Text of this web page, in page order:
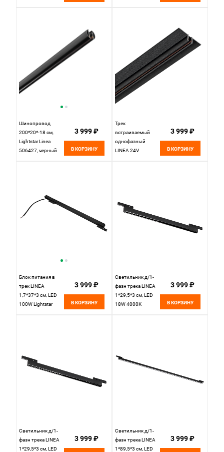
Шинопровод
200*20*-18 см,
Lightstar Linea
506427, черный
3 999 ₽
В КОРЗИНУ
Трек
встраиваемый
однофазный
LINEA 24V
3 999 ₽
В КОРЗИНУ
Блок питания в
трек LINEA
1,7*37*3 см, LED
100W Lightstar
3 999 ₽
В КОРЗИНУ
Светильник д/1-
фазн трека LINEA
1*29,5*3 см, LED
18W 4000K
3 999 ₽
В КОРЗИНУ
Светильник д/1-
фазн трека LINEA
1*29,5*3 см, LED
3 999 ₽
Светильник д/1-
фазн трека LINEA
1*89,5*3 см, LED
3 999 ₽